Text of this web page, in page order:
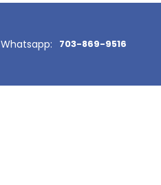
Whatsapp: 703-869-9516